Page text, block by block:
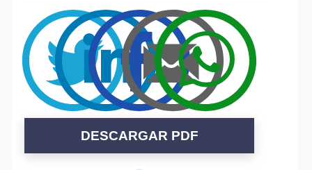
DESCARGAR PDF